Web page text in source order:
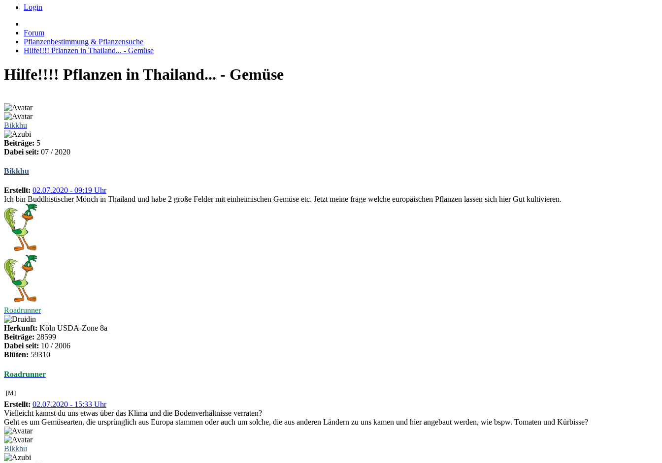
Login
Forum
Pflanzenbestimmung & Pflanzensuche
Hilfe!!!! Pflanzen in Thailand... - Gemüse
Hilfe!!!! Pflanzen in Thailand... - Gemüse
Bikkhu
Beiträge: 5
Dabei seit: 07 / 2020
Bikkhu
Erstellt: 02.07.2020 - 09:19 Uhr
Ich bin Buddhistischer Mönch in Thailand und habe 2 große Felder mit einheimischen Gemüse etc. Jetzt meine frage welche europäischen Pflanzen lassen sich hier Gut kultivieren.
Roadrunner
Herkunft: Köln USDA-Zone 8a
Beiträge: 28599
Dabei seit: 10 / 2006
Blüten: 59310
Roadrunner
[M]
Erstellt: 02.07.2020 - 15:33 Uhr
Vielleicht kannst du uns etwas über das Klima und die Bodenverhältnisse verraten?
Geht es um Gemüsearten, die ursprünglich aus Europa stammen oder auch um solche, die aus anderen Ländern zu uns kamen und hier angebaut werden, wie bspw. Tomaten und Kürbisse?
Bikkhu